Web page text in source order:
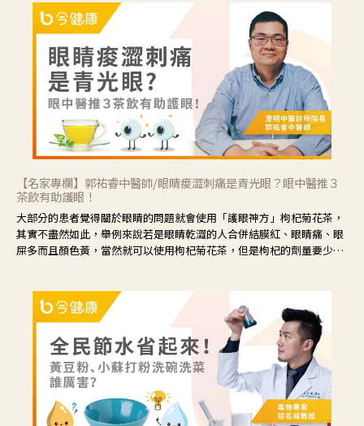
【名家專欄】郭祐睿中醫師/眼睛痠澀刺痛是青光眼？眼中醫推３
茶飲有助護眼！
大部分的患者覺得關於眼睛的問題就會使用「護眼神方」枸杞菊花茶，
其實不盡然如此，舉例來說若是眼睛乾澀的人合併結膜紅、眼睛痛、眼
屎多而且顏色黃，當然就可以使用枸杞菊花茶，但是枸杞的劑量要少，
候就要使用菊花、金銀花來治療；假如單純的眼睛乾澀，結膜沒有紅，
眼睛周圍沒有眼屎，這種情況是屬於「陰虛」，就可以使用枸杞、蓮
藕、麥門冬、山藥等比較滋潤的藥材，效果就更顯著。